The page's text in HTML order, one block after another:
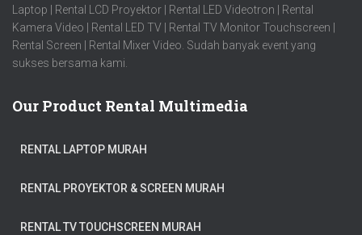
Laptop | Rental LCD Proyektor | Rental LED Videotron | Rental
Kamera Video | Rental LED TV | Rental TV Monitor Touchscreen |
Rental Screen | Rental Mixer Video. Sudah banyak event yang
sukses bersama kami.
Our Product Rental Multimedia
RENTAL LAPTOP MURAH
RENTAL PROYEKTOR & SCREEN MURAH
RENTAL TV TOUCHSCREEN MURAH